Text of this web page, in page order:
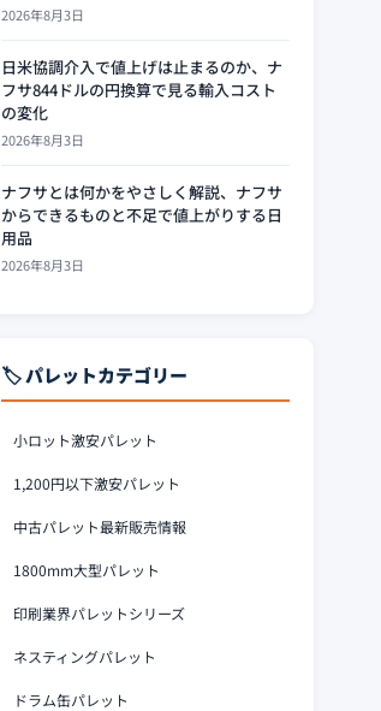
2026年8月3日
日米協調介入で値上げは止まるのか、ナ
フサ844ドルの円換算で見る輸入コスト
の変化
2026年8月3日
ナフサとは何かをやさしく解説、ナフサ
からできるものと不足で値上がりする日
用品
2026年8月3日
🏷️ パレットカテゴリー
小ロット激安パレット
1,200円以下激安パレット
中古パレット最新販売情報
1800mm大型パレット
印刷業界パレットシリーズ
ネスティングパレット
ドラム缶パレット